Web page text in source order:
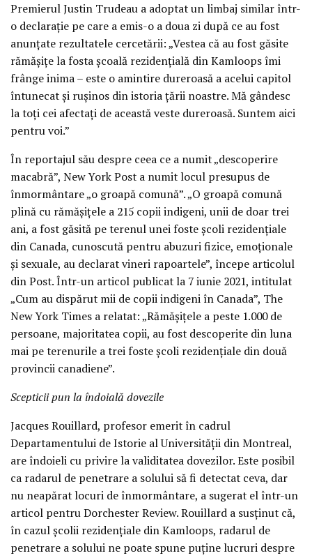
Premierul Justin Trudeau a adoptat un limbaj similar într-
o declarație pe care a emis-o a doua zi după ce au fost
anunțate rezultatele cercetării: „Vestea că au fost găsite
rămășițe la fosta școală rezidențială din Kamloops îmi
frânge inima – este o amintire dureroasă a acelui capitol
întunecat și rușinos din istoria țării noastre. Mă gândesc
la toți cei afectați de această veste dureroasă. Suntem aici
pentru voi.”
În reportajul său despre ceea ce a numit „descoperire
macabră”, New York Post a numit locul presupus de
înmormântare „o groapă comună”. „O groapă comună
plină cu rămășițele a 215 copii indigeni, unii de doar trei
ani, a fost găsită pe terenul unei foste școli rezidențiale
din Canada, cunoscută pentru abuzuri fizice, emoționale
și sexuale, au declarat vineri rapoartele”, începe articolul
din Post. Într-un articol publicat la 7 iunie 2021, intitulat
„Cum au dispărut mii de copii indigeni în Canada”, The
New York Times a relatat: „Rămășițele a peste 1.000 de
persoane, majoritatea copii, au fost descoperite din luna
mai pe terenurile a trei foste școli rezidențiale din două
provincii canadiene”.
Scepticii pun la îndoială dovezile
Jacques Rouillard, profesor emerit în cadrul
Departamentului de Istorie al Universității din Montreal,
are îndoieli cu privire la validitatea dovezilor. Este posibil
ca radarul de penetrare a solului să fi detectat ceva, dar
nu neapărat locuri de înmormântare, a sugerat el într-un
articol pentru Dorchester Review. Rouillard a susținut că,
în cazul școlii rezidențiale din Kamloops, radarul de
penetrare a solului ne poate spune puține lucruri despre